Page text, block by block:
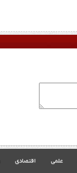
علمی اقتصادی